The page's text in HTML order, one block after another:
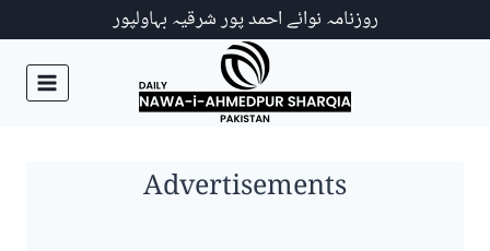
روزنامہ نوائے احمد پور شرقیہ بہاولپور
Advertisements